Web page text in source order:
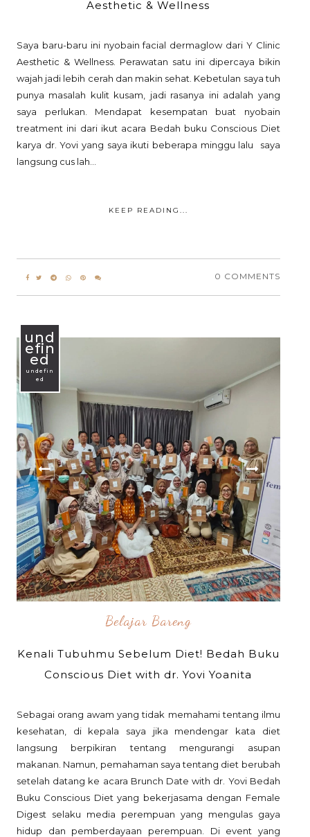
Aesthetic & Wellness
Saya baru-baru ini nyobain facial dermaglow dari Y Clinic
Aesthetic & Wellness. Perawatan satu ini dipercaya bikin
wajah jadi lebih cerah dan makin sehat. Kebetulan saya tuh
punya masalah kulit kusam, jadi rasanya ini adalah yang
saya perlukan. Mendapat kesempatan buat nyobain
treatment ini dari ikut acara Bedah buku Conscious Diet
karya dr. Yovi yang saya ikuti beberapa minggu lalu saya
langsung cus lah...
KEEP READING...
0 COMMENTS
und
efin
ed
undefin
ed
Belajar Bareng
Kenali Tubuhmu Sebelum Diet! Bedah Buku
Conscious Diet with dr. Yovi Yoanita
Sebagai orang awam yang tidak memahami tentang ilmu
kesehatan, di kepala saya jika mendengar kata diet
langsung berpikiran tentang mengurangi asupan
makanan. Namun, pemahaman saya tentang diet berubah
setelah datang ke acara Brunch Date with dr. Yovi Bedah
Buku Conscious Diet yang bekerjasama dengan Female
Digest selaku media perempuan yang mengulas gaya
hidup dan pemberdayaan perempuan. Di event yang